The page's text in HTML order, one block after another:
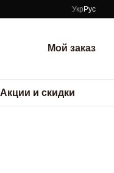
Укр Рус
Мой заказ
Акции и скидки